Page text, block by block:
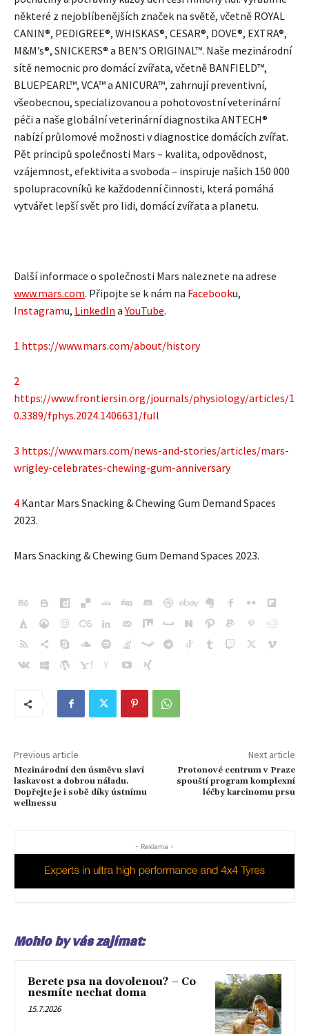
některé z nejoblíbenějších značek na světě, včetně ROYAL
CANIN®, PEDIGREE®, WHISKAS®, CESAR®, DOVE®, EXTRA®,
M&M’s®, SNICKERS® a BEN’S ORIGINAL™. Naše mezinárodní
sítě nemocnic pro domácí zvířata, včetně BANFIELD™,
BLUEPEARL™, VCA™ a ANICURA™, zahrnují preventivní,
všeobecnou, specializovanou a pohotovostní veterinární
péči a naše globální veterinární diagnostika ANTECH®
nabízí průlomové možnosti v diagnostice domácích zvířat.
Pět principů společnosti Mars – kvalita, odpovědnost,
vzájemnost, efektivita a svoboda – inspiruje našich 150 000
spolupracovníků ke každodenní činnosti, která pomáhá
vytvářet lepší svět pro lidi, domácí zvířata a planetu.
Další informace o společnosti Mars naleznete na adrese
www.mars.com. Připojte se k nám na Facebooku,
Instagramu, LinkedIn aYouTube.
1 https://www.mars.com/about/history
2
https://www.frontiersin.org/journals/physiology/articles/1
0.3389/fphys.2024.1406631/full
3 https://www.mars.com/news-and-stories/articles/mars-
wrigley-celebrates-chewing-gum-anniversary
4 Kantar Mars Snacking & Chewing Gum Demand Spaces
2023.
Mars Snacking & Chewing Gum Demand Spaces 2023.
Previous article
Mezinárodní den úsměvu slaví
laskavost a dobrou náladu.
Dopřejte je i sobě díky ústnímu
wellnessu
Next article
Protonové centrum v Praze
spouští program komplexní
léčby karcinomu prsu
- Reklama -
Mohlo by vás zajímat:
Berete psa na dovolenou? – Co
nesmíte nechat doma
15.7.2026